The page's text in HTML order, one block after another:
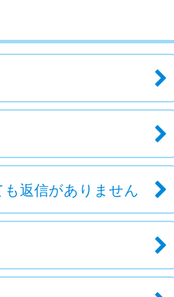
返信がありません